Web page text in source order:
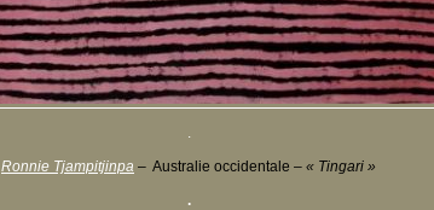
.
Ronnie Tjampitjinpa – Australie occidentale – « Tingari »
.